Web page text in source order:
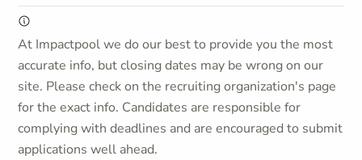
At Impactpool we do our best to provide you the most
accurate info, but closing dates may be wrong on our
site. Please check on the recruiting organization's page
for the exact info. Candidates are responsible for
complying with deadlines and are encouraged to submit
applications well ahead.